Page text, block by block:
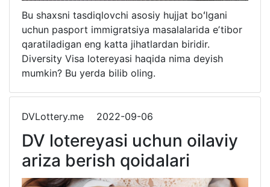
Bu shaxsni tasdiqlovchi asosiy hujjat boʻlgani
uchun pasport immigratsiya masalalarida eʼtibor
qaratiladigan eng katta jihatlardan biridir.
Diversity Visa lotereyasi haqida nima deyish
mumkin? Bu yerda bilib oling.
DVLottery.me 2022-09-06
DV lotereyasi uchun oilaviy
ariza berish qoidalari